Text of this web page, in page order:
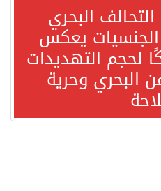
ورقة بحثية: التحالف البحري الدفاعي بقيادة الرياض يعيد صياغة مفهوم أمن البحار
البحري
يعكس
لحجم التهديدات
البحري وحرية